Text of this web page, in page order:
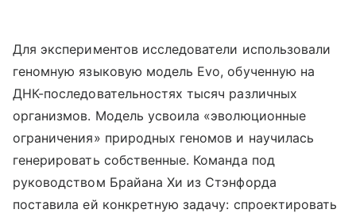
Для экспериментов исследователи использовали
геномную языковую модель Evo, обученную на
ДНК-последовательностях тысяч различных
организмов. Модель усвоила «эволюционные
ограничения» природных геномов и научилась
генерировать собственные. Команда под
руководством Брайана Хи из Стэнфорда
поставила ей конкретную задачу: спроектировать